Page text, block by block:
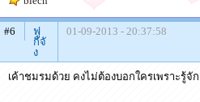
#6
ฟู
กิจั
ง
01-09-2013 - 20:37:58
เค้าชมรมด้วย คงไม่ต้องบอกใครเพราะรู้จั